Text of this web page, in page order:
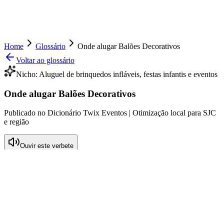
Home Glossário
Onde alugar Balões Decorativos
Voltar ao glossário
Nicho: Aluguel de brinquedos infláveis, festas infantis e eventos
Onde alugar Balões Decorativos
Publicado no Dicionário Twix Eventos | Otimização local para SJC
e região
Ouvir este verbete